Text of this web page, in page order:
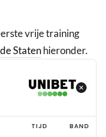
vrije training
Statenhieronder.
TIJD BAND